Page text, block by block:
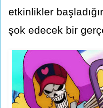
etkinlikler
şok edecek bir